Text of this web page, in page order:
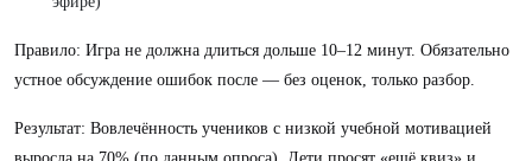
Правило: Игра не должна длиться дольше 10–12 минут. Обязательно
устное обсуждение ошибок после — без оценок, только разбор.
Результат: Вовлечённость учеников с низкой учебной мотивацией